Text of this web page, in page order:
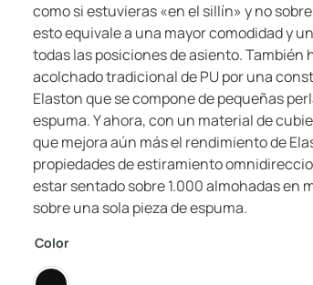
como si estuvieras «en el sillín» y no
esto equivale a una mayor comodidad y
todas las posiciones de asiento. También
acolchado tradicional de PU por una
Elaston que se compone de pequeñas
espuma. Y ahora, con un material de
que mejora aún más el rendimiento de
propiedades de estiramiento
estar sentado sobre 1.000 almohadas en
sobre una sola pieza de espuma.
Color